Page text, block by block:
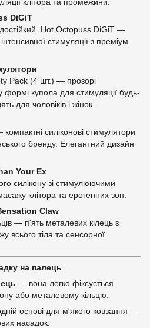
DiGiT
Hot Octopuss DiGiT —
стимуляції з преміум
Pack (4 шт.) — прозорі
формі купола для стимуляції будь-
для чоловіків і жінок.
силіконові стимулятори
бренду. Елегантний дизайн
Your Ex
силікону зі стимулюючими
клітора та ерогенних зон.
Claw
— п'ять металевих кілець з
всього тіла та сенсорної
на палець
— вона легко фіксується
або металевому кільцю.
основі для м'якого ковзання —
насадок.